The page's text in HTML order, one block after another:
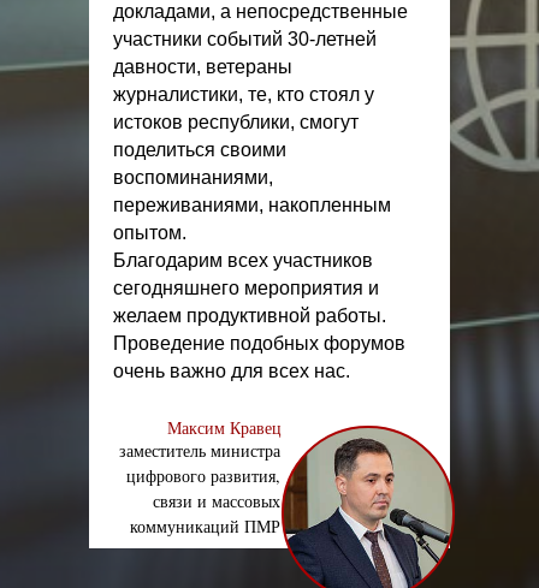
докладами, а непосредственные
участники событий 30-летней
давности, ветераны
журналистики, те, кто стоял у
истоков республики, смогут
поделиться своими
воспоминаниями,
переживаниями, накопленным
опытом.
Благодарим всех участников
сегодняшнего мероприятия и
желаем продуктивной работы.
Проведение подобных форумов
очень важно для всех нас.
заместитель министра
цифрового развития,
связи и массовых
коммуникаций ПМР
Максим Кравец